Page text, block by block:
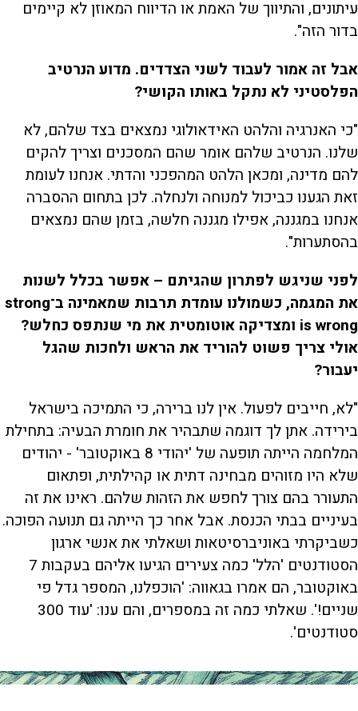
עיתונים, והתיווך של האמת או הדיווח המאוזן לא קיימים
בדור הזה".
אבל זה אמור לעבוד לשני הצדדים. מדוע הנרטיב
הפלסטיני לא נתקל באותו הקושי?
"כי האנרגיה והלהט האידאולוגי נמצאים בצד שלהם, לא
שלנו. הנרטיב שלהם אומר שהם המסכנים וצריך להקים
להם מדינה, ומכאן הלהט המהפכני והדתי. אנחנו לעומת
זאת הגענו כביכול למנוחה ולנחלה. לכן בתחום ההסברה
אנחנו במגננה, אפילו מגננה חלשה, בזמן שהם נמצאים
בהסתערות".
לפני שניגש לפתרון שהגיתם – אפשר בכלל לשנות
את המגמה, כשמולנו עומדת תרבות שמאמינה ב־strong
is wrong ומצדיקה אוטומטית את מי שנתפס כחלש?
אולי צריך פשוט להוריד את הראש ולחכות שהגל
יעבור?
"לא, חייבים לפעול. אין לנו ברירה, כי התמיכה בישראל
בירידה. אתן לך דוגמה שתבהיר את חומרת הבעיה: בתחילת
המלחמה הייתה תופעה של 'יהודי 8 באוקטובר' - יהודים
שלא היו מזוהים מבחינה דתית או קהילתית, ופתאום
התעורר בהם צורך לחפש את הזהות שלהם. ראינו את זה
בעיניים בבתי הכנסת. אבל אחר כך הייתה גם תנועה הפוכה.
כשביקרתי באוניברסיטאות ושאלתי את אנשי ארגון
הסטודנטים 'הלל' כמה צעירים הגיעו אליהם בעקבות 7
באוקטובר, הם אמרו בגאווה: 'הוכפלנו, המספר גדל פי
שניים!'. שאלתי כמה זה במספרים, והם ענו: 'עוד 300
סטודנטים'.